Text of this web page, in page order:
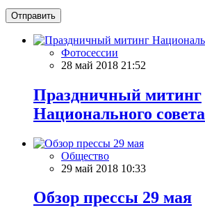
Отправить
Фотосессии
28 май 2018 21:52
Праздничный митинг
Национального совета
Общество
29 май 2018 10:33
Обзор прессы 29 мая